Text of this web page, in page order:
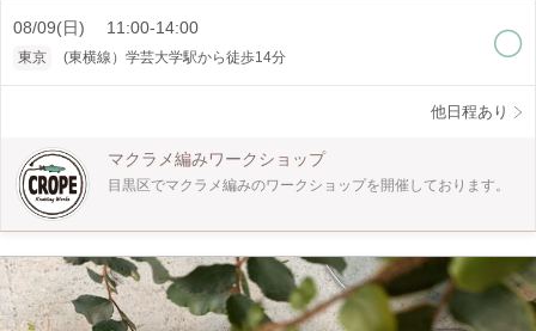
上かかることがあります。 時間に余裕をもってお越しください。 [是非知ってほ
しい] ・マクラメ編みは手で紐を結びデザインを作り出すことの出来る技法で
す。 インテリア、アクセサリーと幅広く作れます。 一つ作ると次に何を作ろう
08/09(日) 11:00-14:00
東京 (東横線）学芸大学駅から徒歩14分
他日程あり
マクラメ編みワークショップ
目黒区でマクラメ編みのワークショップを開催しております。